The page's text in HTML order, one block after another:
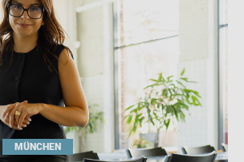
MÜNCHEN